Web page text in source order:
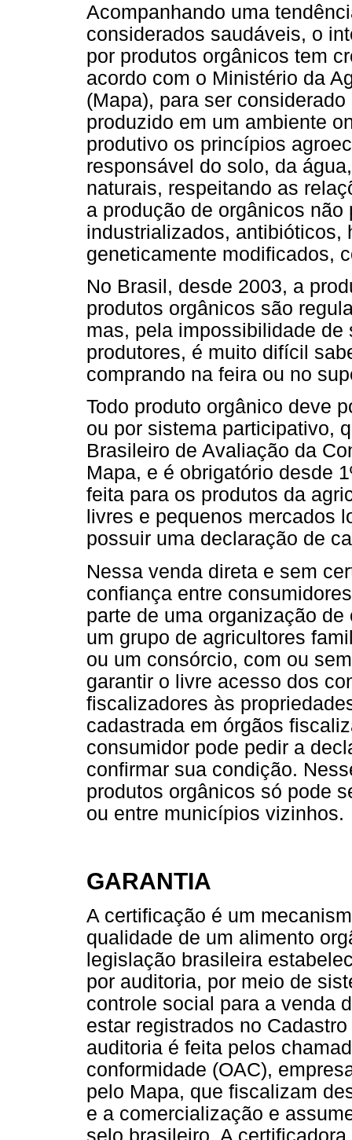
Acompanhando uma
considerados saudáveis, o
por produtos orgânicos tem
acordo com o Ministério da
(Mapa), para ser
produzido em um ambiente
produtivo os princípios
responsável do solo, da
naturais, respeitando as
a produção de orgânicos
industrializados, antibióticos,
geneticamente modificados,
No Brasil, desde 2003, a
produtos orgânicos são
mas, pela impossibilidade
produtores, é muito difícil
comprando na feira ou no
Todo produto orgânico deve
ou por sistema participativo,
Brasileiro de Avaliação da
Mapa, e é obrigatório desde
feita para os produtos da
livres e pequenos mercados
possuir uma declaração de
Nessa venda direta e sem
confiança entre
parte de uma organização
um grupo de agricultores
ou um consórcio, com ou
garantir o livre acesso dos
fiscalizadores às
cadastrada em órgãos
consumidor pode pedir a
confirmar sua condição.
produtos orgânicos só pode
ou entre municípios vizinhos.
GARANTIA
A certificação é um
qualidade de um alimento
legislação brasileira
por auditoria, por meio de
controle social para a venda
estar registrados no
auditoria é feita pelos
conformidade (OAC),
pelo Mapa, que fiscalizam
e a comercialização e
selo brasileiro. A